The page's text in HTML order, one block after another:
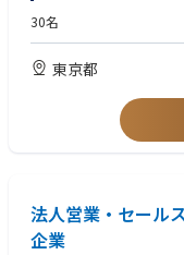
■社内外のあらゆるレベ
ュニケーションスキル
■ビジネスプランの作成
■顧客および地域パート
30名
東京都
法人営業・セール
企業